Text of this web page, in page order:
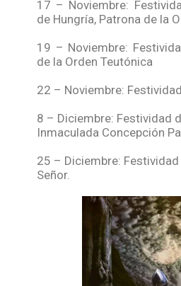
17 – Noviembre:
de Hungría, Patrona de la
19 – Noviembre:
de la Orden Teutónica
22 – Noviembre:
8 – Diciembre: Festividad
Inmaculada Concepción
25 – Diciembre:
Señor.